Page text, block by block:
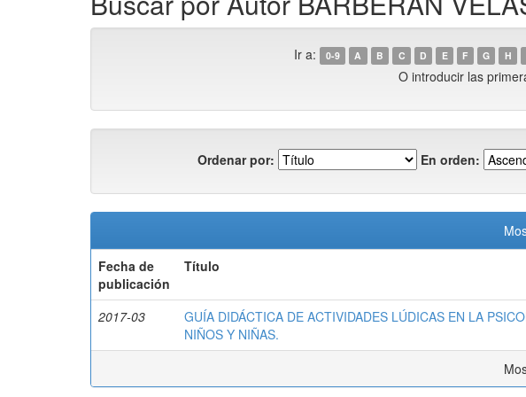
Ir a: 0-9 A B C D E F G H
O introducir las
Ordenar por: En orden:
Fecha de
publicación
Título
2017-03
GUÍA DIDÁCTICA DE ACTIVIDADES LÚDICAS EN LA
NIÑOS Y NIÑAS.